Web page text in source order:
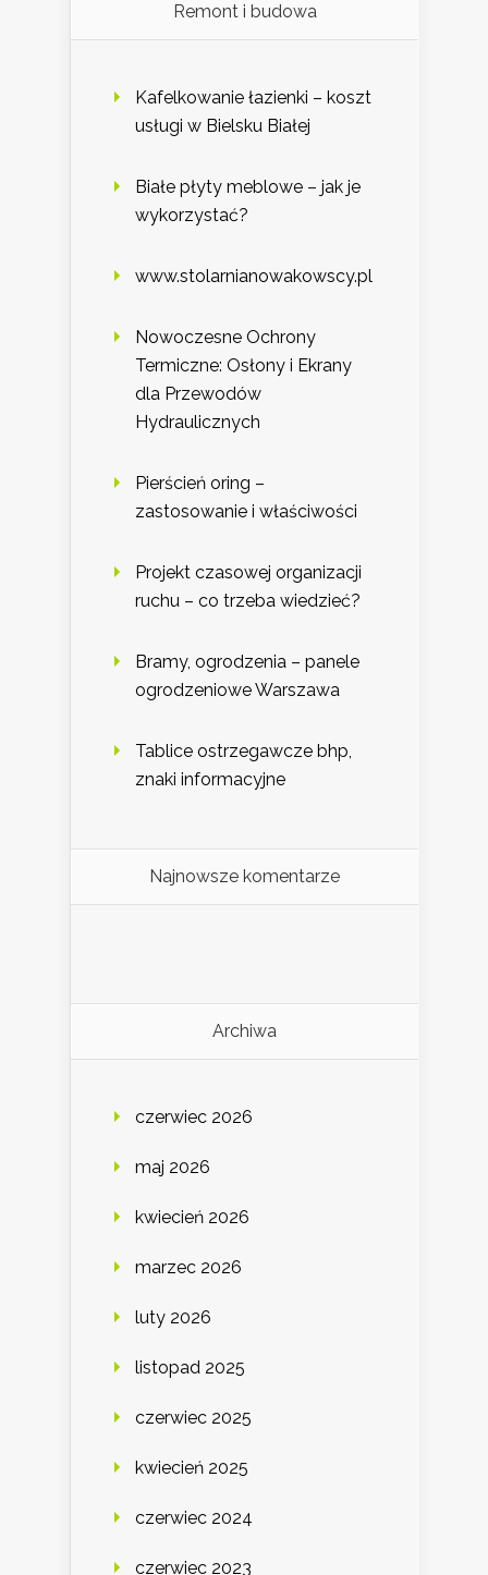
Remont i budowa
Kafelkowanie łazienki – koszt
usługi w Bielsku Białej
Białe płyty meblowe – jak je
wykorzystać?
www.stolarnianowakowscy.pl
Nowoczesne Ochrony
Termiczne: Osłony i Ekrany
dla Przewodów
Hydraulicznych
Pierścień oring –
zastosowanie i właściwości
Projekt czasowej organizacji
ruchu – co trzeba wiedzieć?
Bramy, ogrodzenia – panele
ogrodzeniowe Warszawa
Tablice ostrzegawcze bhp,
znaki informacyjne
Najnowsze komentarze
Archiwa
czerwiec 2026
maj 2026
kwiecień 2026
marzec 2026
luty 2026
listopad 2025
czerwiec 2025
kwiecień 2025
czerwiec 2024
czerwiec 2023